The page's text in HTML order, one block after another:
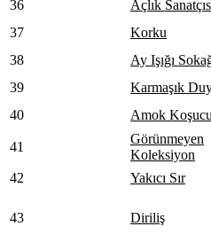
36
Açlık
37
Korku
38
Ay Işığı
39
Karmaşık
40
Amok
41
Görünmeyen
Koleksiyon
42 Yakıcı Sır
43 Diriliş